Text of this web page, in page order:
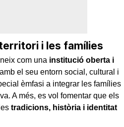
i les famílies
com una institució oberta i
el seu entorn social, cultural i
èmfasi a integrar les famílies
A més, es vol fomentar que els
tradicions, història i identitat